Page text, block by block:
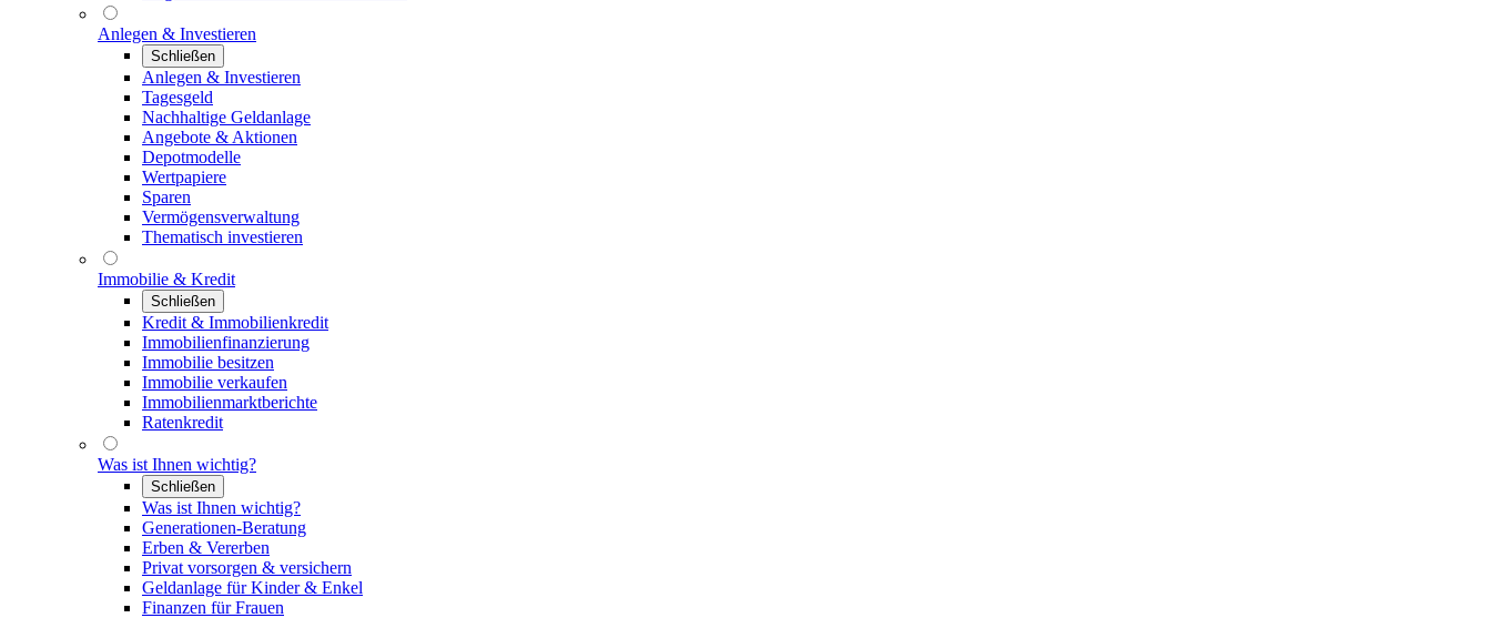
Anlegen & Investieren
Schließen
Anlegen & Investieren
Tagesgeld
Nachhaltige Geldanlage
Angebote & Aktionen
Depotmodelle
Wertpapiere
Sparen
Vermögensverwaltung
Thematisch investieren
Immobilie & Kredit
Schließen
Kredit & Immobilienkredit
Immobilienfinanzierung
Immobilie besitzen
Immobilie verkaufen
Immobilienmarktberichte
Ratenkredit
Was ist Ihnen wichtig?
Schließen
Was ist Ihnen wichtig?
Generationen-Beratung
Erben & Vererben
Privat vorsorgen & versichern
Geldanlage für Kinder & Enkel
Finanzen für Frauen